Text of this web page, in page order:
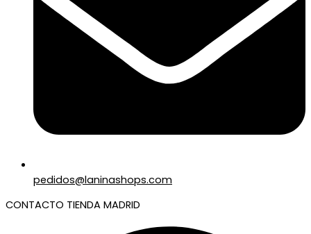
pedidos@laninashops.com
CONTACTO TIENDA MADRID